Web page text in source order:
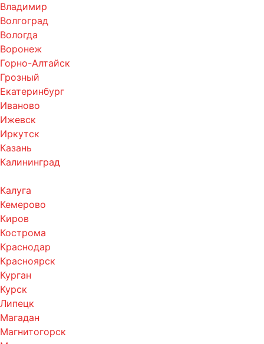
Владимир
Волгоград
Вологда
Воронеж
Горно-Алтайск
Грозный
Екатеринбург
Иваново
Ижевск
Иркутск
Казань
Калининград
Калуга
Кемерово
Киров
Кострома
Краснодар
Красноярск
Курган
Курск
Липецк
Магадан
Магнитогорск